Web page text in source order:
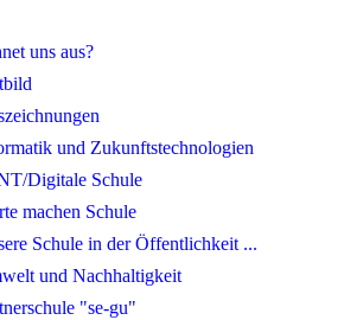
uns aus?
und Zukunftstechnologien
Digitale Schule
machen Schule
Schule in der Öffentlichkeit ...
und Nachhaltigkeit
"se-gu"